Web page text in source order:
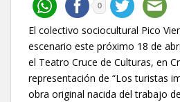
0
El colectivo sociocultural Pico
escenario este próximo 18 de
el Teatro Cruce de Culturas, en
representación de “Los turistas
obra original nacida del trabajo